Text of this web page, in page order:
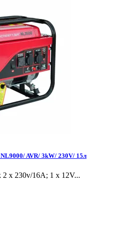
AVR/ 3kW/ 230V/ 15л
2 x 230v/16A; 1 x 12V...